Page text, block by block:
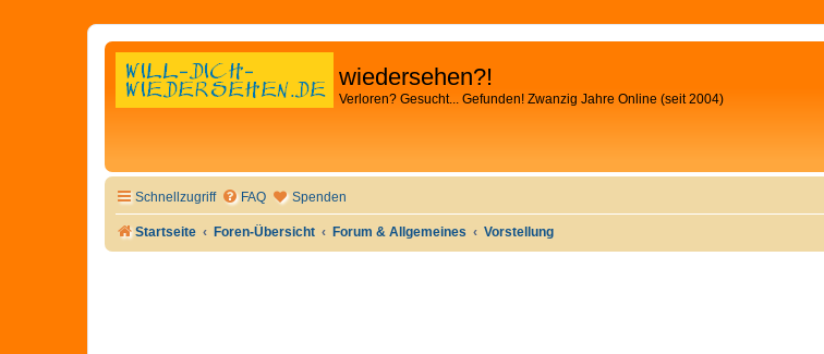
wiedersehen?!
Verloren? Gesucht... Gefunden! Zwanzig Jahre Online (seit 2004)
Schnellzugriff FAQ Spenden
Startseite Foren-Übersicht Forum & Allgemeines Vorstellung